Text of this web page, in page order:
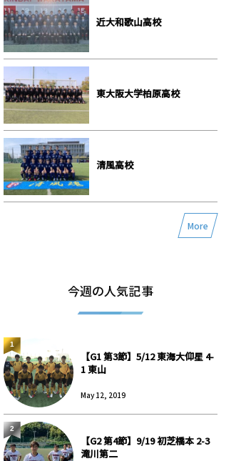
近大和歌山高校
東大阪大学柏原高校
清風高校
More
今週の人気記事
【G1 第3節】5/12 東海大仰星 4-
1 東山
May 12, 2019
1
【G2 第4節】9/19 初芝橋本 2-3
滝川第二
2